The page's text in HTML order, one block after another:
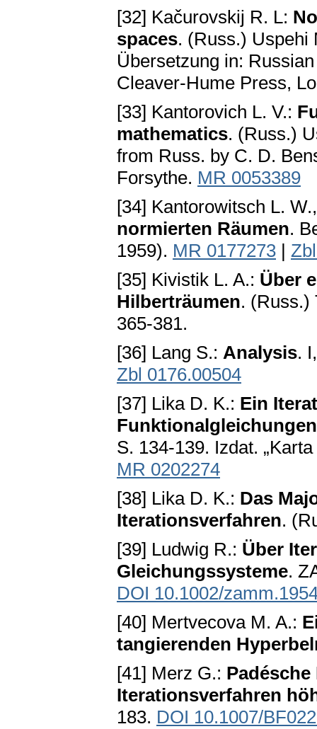
[32] Kačurovskij R. L:
spaces. (Russ.) Uspehi
Übersetzung in:
Cleaver-Hume Press,
[33] Kantorovich L. V.:
mathematics. (Russ.)
from Russ. by C. D.
Forsythe. MR 0053389
[34] Kantorowitsch L.
normierten Räumen.
1959). MR 0177273 |
[35] Kivistik L. A.: Über
Hilberträumen. (Russ.)
365-381.
[36] Lang S.: Analysis.
Zbl 0176.00504
[37] Lika D. K.: Ein
Funktionalgleichungen
S. 134-139. Izdat.
MR 0202274
[38] Lika D. K.: Das
Iterationsverfahren.
[39] Ludwig R.: Über
Gleichungssysteme.
DOI 10.1002/
[40] Mertvecova M. A.:
tangierenden
[41] Merz G.:
Iterationsverfahren
183. DOI 10.1007/